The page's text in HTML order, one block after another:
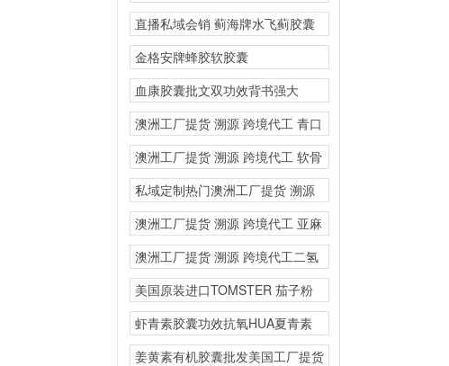
RIPUST
直播私域会销 蓟海牌水飞蓟胶囊
保肝护肝产品含量高效
金格安牌蜂胶软胶囊
血康胶囊批文双功效背书强大
澳洲工厂提货 溯源 跨境代工 青口
素透骨草
澳洲工厂提货 溯源 跨境代工 软骨
粉氨基葡
私域定制热门澳洲工厂提货 溯源
跨境代工
澳洲工厂提货 溯源 跨境代工 亚麻
籽油纳
澳洲工厂提货 溯源 跨境代工二氢
槲皮素复合固体饮料
美国原装进口TOMSTER 茄子粉
胶原蛋白多肽复合
虾青素胶囊功效抗氧HUA夏青素
保健品厂家批发代理加
姜黄素有机胶囊批发美国工厂提货